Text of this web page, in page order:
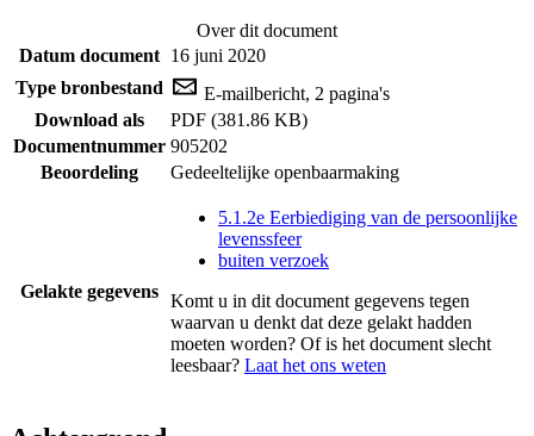
Over dit document
Datum document 16 juni 2020
Type bronbestand
E-mailbericht, 2 pagina's
Download als
PDF (381.86 KB)
Documentnummer 905202
Beoordeling
Gedeeltelijke openbaarmaking
Gelakte gegevens
5.1.2e Eerbiediging van de persoonlijke
levenssfeer
buiten verzoek
Komt u in dit document gegevens tegen
waarvan u denkt dat deze gelakt hadden
moeten worden? Of is het document slecht
leesbaar? Laat het ons weten